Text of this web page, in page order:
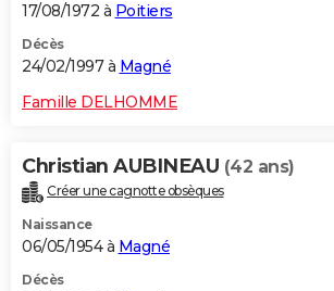
17/08/1972 à Poitiers
Décès
24/02/1997 à Magné
Famille DELHOMME
Christian AUBINEAU (42 ans)
Créer une cagnotte obsèques
Naissance
06/05/1954 à Magné
Décès